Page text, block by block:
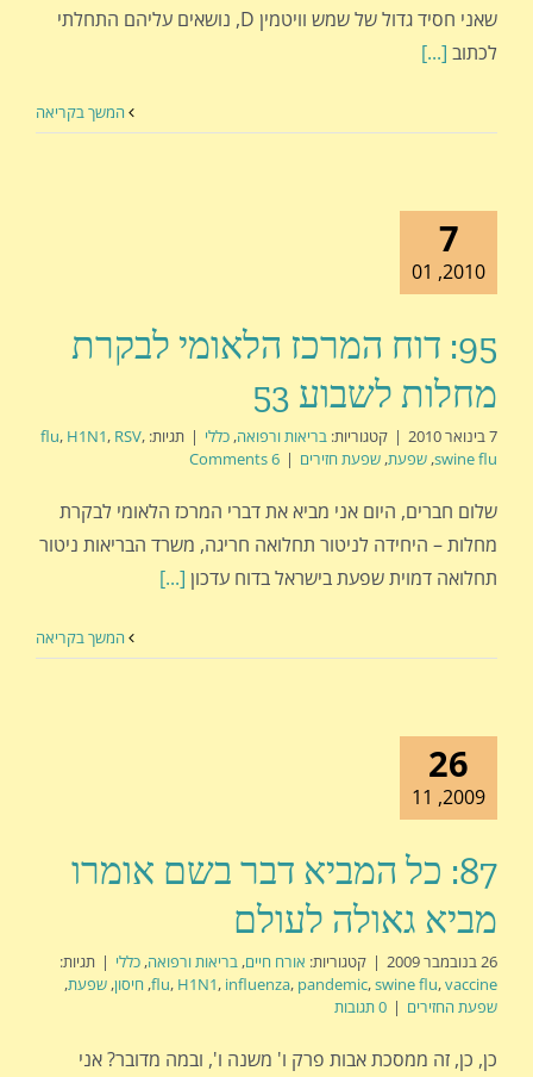
שאני חסיד גדול של שמש וויטמין D, נושאים עליהם התחלתי
לכתוב [...]
המשך בקריאה
7
2010, 01
95: דוח המרכז הלאומי לבקרת
מחלות לשבוע 53
7 בינואר 2010 | קטגוריות: בריאות ורפואה, כללי | תגיות: flu, H1N1, RSV,
swine flu
, שפעת, שפעת חזירים |
6 Comments
שלום חברים, היום אני מביא את דברי המרכז הלאומי לבקרת
מחלות – היחידה לניטור תחלואה חריגה, משרד הבריאות ניטור
תחלואה דמוית שפעת בישראל בדוח עדכון [...]
המשך בקריאה
26
2009, 11
87: כל המביא דבר בשם אומרו
מביא גאולה לעולם
26 בנובמבר 2009 | קטגוריות: אורח חיים, בריאות ורפואה, כללי | תגיות:
flu, H1N1, influenza, pandemic,swine flu,vaccine
, חיסון, שפעת,
שפעת החזירים | 0 תגובות
כן, כן, זה ממסכת אבות פרק ו' משנה ו', ובמה מדובר? אני